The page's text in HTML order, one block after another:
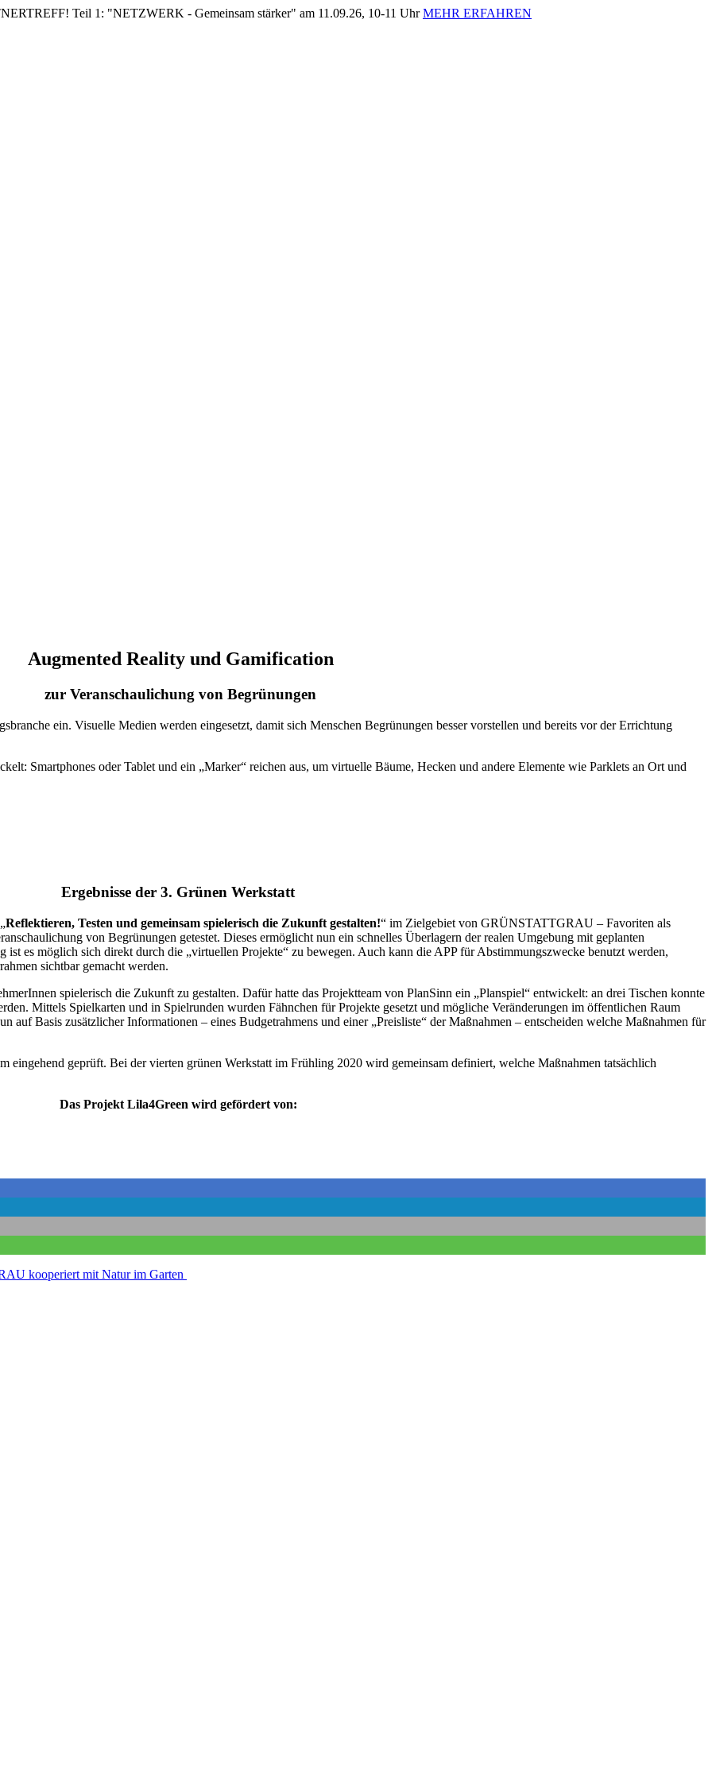
Teil 1: "NETZWERK - Gemeinsam stärker" am 11.09.26, 10-11 UhrMEHR ERFAHREN
Augmented Reality und Gamification
zur Veranschaulichung von Begrünungen
ein. Visuelle Medien werden eingesetzt, damit sich Menschen Begrünungen besser vorstellen und bereits vor der Errichtung
Smartphones oder Tablet und ein „Marker“ reichen aus, um virtuelle Bäume, Hecken und andere Elemente wie Parklets an Ort und
Ergebnisse der 3. Grünen Werkstatt
Reflektieren, Testen und gemeinsam spielerisch die Zukunft gestalten!“ im Zielgebiet von GRÜNSTATTGRAU – Favoriten als
von Begrünungen getestet. Dieses ermöglicht nun ein schnelles Überlagern der realen Umgebung mit geplanten
ist es möglich sich direkt durch die „virtuellen Projekte“ zu bewegen. Auch kann die APP für Abstimmungszwecke benutzt werden,
sichtbar gemacht werden.
spielerisch die Zukunft zu gestalten. Dafür hatte das Projektteam von PlanSinn ein „Planspiel“ entwickelt: an drei Tischen konnte
Mittels Spielkarten und in Spielrunden wurden Fähnchen für Projekte gesetzt und mögliche Veränderungen im öffentlichen Raum
auf Basis zusätzlicher Informationen – eines Budgetrahmens und einer „Preisliste“ der Maßnahmen – entscheiden welche Maßnahmen für
eingehend geprüft. Bei der vierten grünen Werkstatt im Frühling 2020 wird gemeinsam definiert, welche Maßnahmen tatsächlich
Das Projekt Lila4Green wird gefördert von:
kooperiert mit Natur im Garten